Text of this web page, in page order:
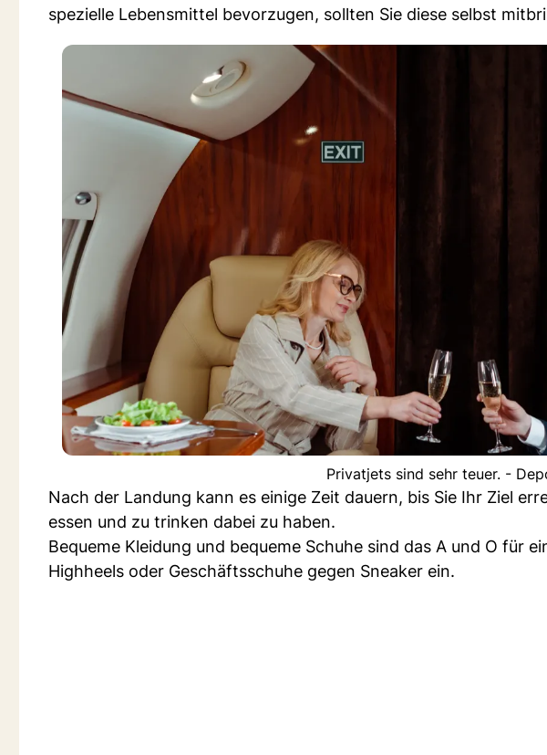
spezielle Lebensmittel bevorzugen, sollten Sie diese selbst
Privatjets sind sehr teuer. -
Nach der Landung kann es einige Zeit dauern, bis Sie Ihr Ziel
essen und zu trinken dabei zu haben.
Bequeme Kleidung und bequeme Schuhe sind das A und O für
Highheels oder Geschäftsschuhe gegen Sneaker ein.